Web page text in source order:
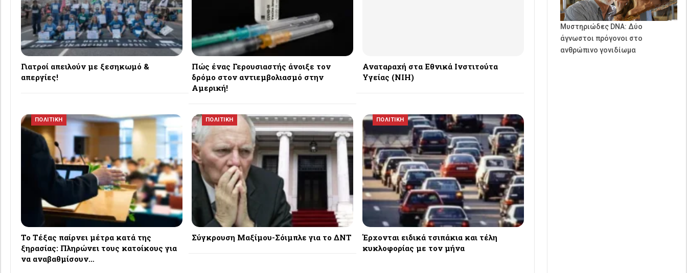
Γιατροί απειλούν με ξεσηκωμό &
απεργίες!
Πώς ένας Γερουσιαστής άνοιξε τον
δρόμο στον αντιεμβολιασμό στην
Αμερική!
Αναταραχή στα Εθνικά Ινστιτούτα
Υγείας (NIH)
ΠΟΛΙΤΙΚΗ
Το Τέξας παίρνει μέτρα κατά της
ξηρασίας: Πληρώνει τους κατοίκους για
να αναβαθμίσουν…
ΠΟΛΙΤΙΚΗ
Σύγκρουση Μαξίμου-Σόιμπλε για το ΔΝΤ
ΠΟΛΙΤΙΚΗ
Έρχονται ειδικά τσιπάκια και τέλη
κυκλοφορίας με τον μήνα
Μυστηριώδες DNA: Δύο
άγνωστοι πρόγονοι στο
ανθρώπινο γονιδίωμα